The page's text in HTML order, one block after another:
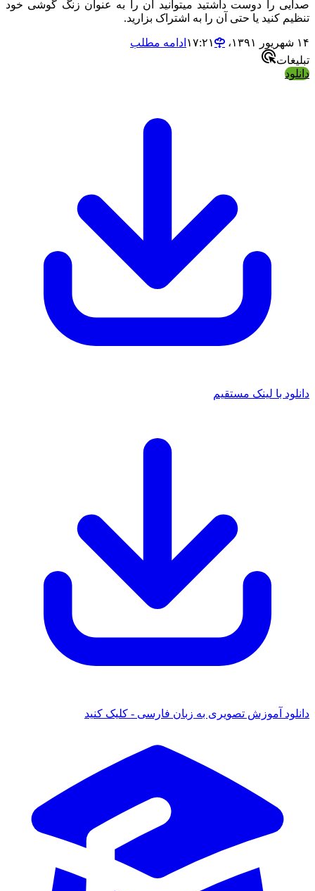
را دوست داشتید میتوانید آن را به عنوان زنگ گوشی خود
کنید یا حتی آن را به اشتراک بزارید.
۱۳۹۱،‏ ۱۷:۲۱
ادامه مطلب
با لینک مستقیم
آموزش تصویری به زبان فارسی - کلیک کنید